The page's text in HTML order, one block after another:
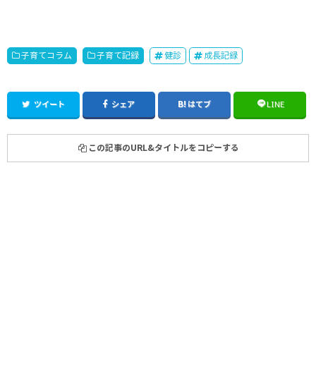
子育てコラム 子育て記録 健診 成長記録
ツイート シェア はてブ LINE
この記事のURL&タイトルをコピーする